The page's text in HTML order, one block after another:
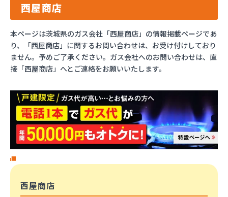
西屋商店
本ページは茨城県のガス会社「西屋商店」の情報掲載ページであ
り、「西屋商店」に関するお問い合わせは、お受け付けしており
ません。予めご了承ください。ガス会社へのお問い合わせは、直
接「西屋商店」へとご連絡をお願いいたします。
西屋商店